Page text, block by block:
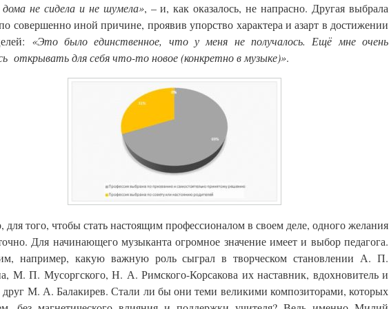
не сидела и не шумела», – и, как оказалось, не напрасно. Другая выбрала
совершенно иной причине, проявив упорство характера и азарт в достижении
«Это было единственное, что у меня не получалось. Ещё мне очень
открывать для себя что-то новое (конкретно в музыке)».
для того, чтобы стать настоящим профессионалом в своем деле, одного желания
Для начинающего музыканта огромное значение имеет и выбор педагога.
например, какую важную роль сыграл в творческом становлении А. П.
М. П. Мусоргского, Н. А. Римского-Корсакова их наставник, вдохновитель и
друг М. А. Балакирев. Стали ли бы они теми великими композиторами, которых